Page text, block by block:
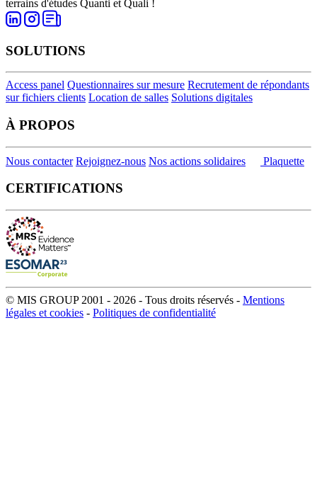
terrains d'études Quanti et Quali !
SOLUTIONS
Access panel Questionnaires sur mesure Recrutement de répondants
sur fichiers clients Location de salles Solutions digitales
À PROPOS
Nous contacter Rejoignez-nous Nos actions solidaires Plaquette
CERTIFICATIONS
© MIS GROUP 2001 - 2026 - Tous droits réservés - Mentions
légales et cookies - Politiques de confidentialité